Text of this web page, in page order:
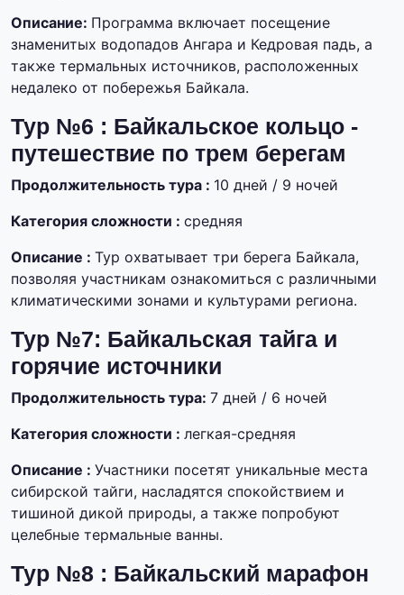
Описание: Программа включает посещение
знаменитых водопадов Ангара и Кедровая падь, а
также термальных источников, расположенных
недалеко от побережья Байкала.
Тур №6 : Байкальское кольцо -
путешествие по трем берегам
Продолжительность тура : 10 дней / 9 ночей
Категория сложности : средняя
Описание : Тур охватывает три берега Байкала,
позволяя участникам ознакомиться с различными
климатическими зонами и культурами региона.
Тур №7: Байкальская тайга и
горячие источники
Продолжительность тура: 7 дней / 6 ночей
Категория сложности : легкая-средняя
Описание : Участники посетят уникальные места
сибирской тайги, насладятся спокойствием и
тишиной дикой природы, а также попробуют
целебные термальные ванны.
Тур №8 : Байкальский марафон